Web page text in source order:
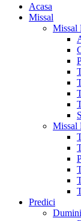
Acasa
Missal
Missal
Missal
Predici